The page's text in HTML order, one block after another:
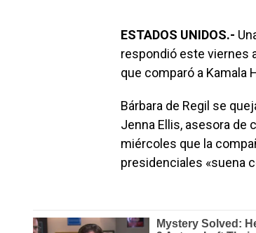
ESTADOS UNIDOS.-
respondió este viernes
que comparó a Kamala
Bárbara de Regil se
Jenna Ellis, asesora de
miércoles que la
presidenciales «suena